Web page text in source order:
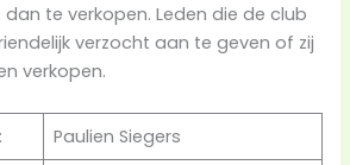
te verkopen. Leden die de club
verzocht aan te geven of zij
verkopen.
Paulien Siegers